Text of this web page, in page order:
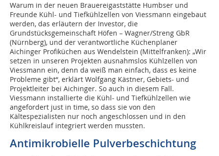
Warum in der neuen Brauereigaststätte Humbser und
Freunde Kühl- und Tiefkühlzellen von Viessmann eingebaut
werden, das erläutern der Investor, die
Grundstücksgemeinschaft Höfen – Wagner/Streng GbR
(Nürnberg), und der verantwortliche Küchenplaner
Aichinger Profiküchen aus Wendelstein (Mittelfranken): „Wir
setzen in unseren Projekten ausnahmslos Kühlzellen von
Viessmann ein, denn da weiß man einfach, dass es keine
Probleme gibt“, erklärt Wolfgang Kästner, Gebiets- und
Projektleiter bei Aichinger. So auch in diesem Fall.
Viessmann installierte die Kühl- und Tiefkühlzellen wie
angefordert just in time, so dass sie von den
Kältespezialisten nur noch angeschlossen und in den
Kühlkreislauf integriert werden mussten.
Antimikrobielle Pulverbeschichtung